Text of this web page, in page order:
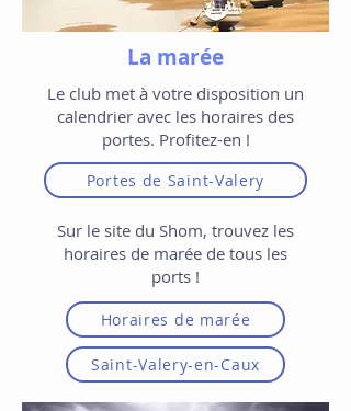
La marée
Le club met à votre disposition un
calendrier avec les horaires des
portes. Profitez-en !
Portes de Saint-Valery
Sur le site du Shom, trouvez les
horaires de marée de tous les
ports !
Horaires de marée
Saint-Valery-en-Caux